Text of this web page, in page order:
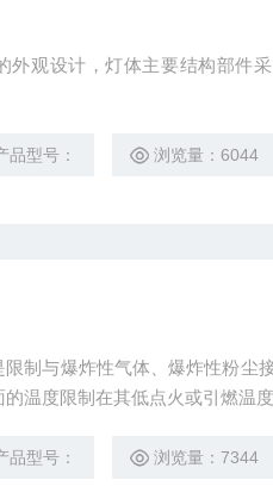
外观设计，灯体主要结构部件
品型号： 浏览量：6044
制与爆炸性气体、爆炸性粉尘
温度限制在其低点火或引燃温度
品型号： 浏览量：7344